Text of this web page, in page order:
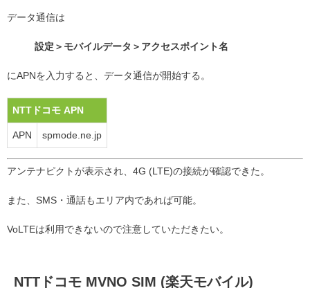
データ通信は
設定＞モバイルデータ＞アクセスポイント名
にAPNを入力すると、データ通信が開始する。
NTTドコモ APN
APN spmode.ne.jp
アンテナピクトが表示され、4G (LTE)の接続が確認できた。
また、SMS・通話もエリア内であれば可能。
VoLTEは利用できないので注意していただきたい。
NTTドコモ MVNO SIM (楽天モバイル)